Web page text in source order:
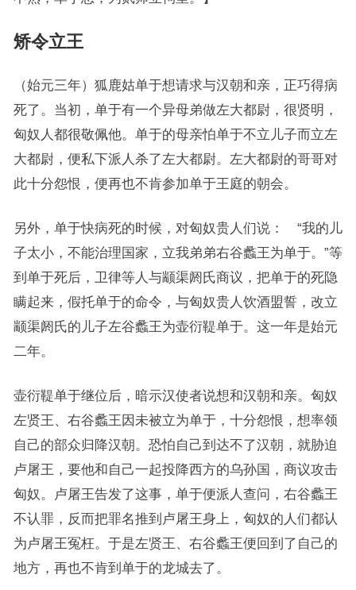
矫令立王
（始元三年）狐鹿姑单于想请求与汉朝和亲，正巧得病
死了。当初，单于有一个异母弟做左大都尉，很贤明，
匈奴人都很敬佩他。单于的母亲怕单于不立儿子而立左
大都尉，便私下派人杀了左大都尉。左大都尉的哥哥对
此十分怨恨，便再也不肯参加单于王庭的朝会。
另外，单于快病死的时候，对匈奴贵人们说： “我的儿
子太小，不能治理国家，立我弟弟右谷蠡王为单于。”等
到单于死后，卫律等人与颛渠阏氏商议，把单于的死隐
瞒起来，假托单于的命令，与匈奴贵人饮酒盟誓，改立
颛渠阏氏的儿子左谷蠡王为壶衍鞮单于。这一年是始元
二年。
壶衍鞮单于继位后，暗示汉使者说想和汉朝和亲。匈奴
左贤王、右谷蠡王因未被立为单于，十分怨恨，想率领
自己的部众归降汉朝。恐怕自己到达不了汉朝，就胁迫
卢屠王，要他和自己一起投降西方的乌孙国，商议攻击
匈奴。卢屠王告发了这事，单于便派人查问，右谷蠡王
不认罪，反而把罪名推到卢屠王身上，匈奴的人们都认
为卢屠王冤枉。于是左贤王、右谷蠡王便回到了自己的
地方，再也不肯到单于的龙城去了。